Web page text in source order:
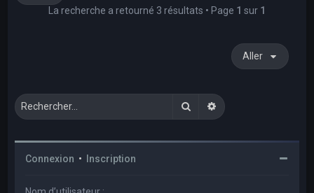
La recherche a retourné 3 résultats • Page 1 sur 1
Aller
RechercherRecherche avancée
Connexion • Inscription